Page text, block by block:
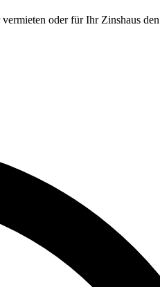
oder für Ihr Zinshaus